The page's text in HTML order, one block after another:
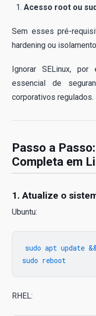
Acesso root ou
Sem esses pré-
hardening ou
Ignorar SELinux, por
essencial de
corporativos regulados.
Passo a
Completa em
1. Atualize o
Ubuntu:
sudo apt update
RHEL: